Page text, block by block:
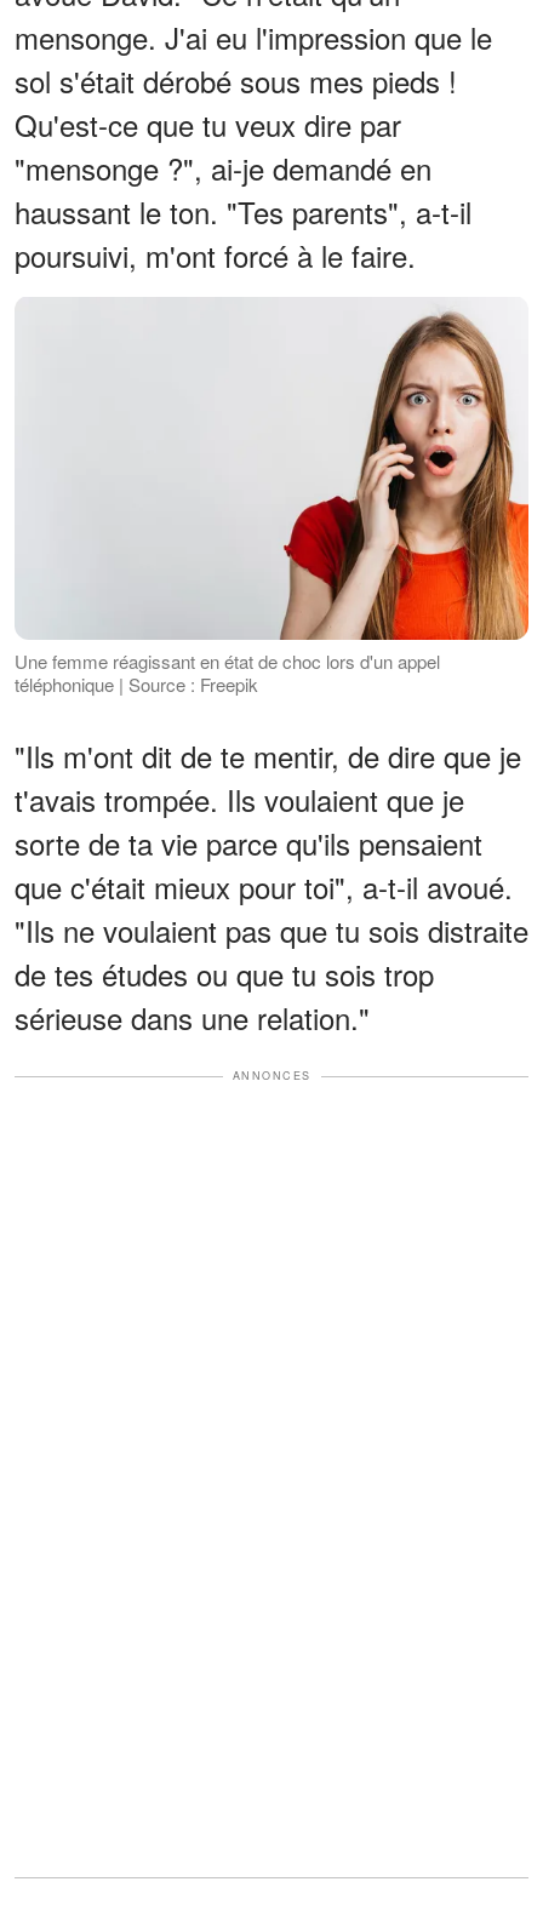
mensonge. J'ai eu l'impression que le
sol s'était dérobé sous mes pieds !
Qu'est-ce que tu veux dire par
"mensonge ?", ai-je demandé en
haussant le ton. "Tes parents", a-t-il
poursuivi, m'ont forcé à le faire.
Une femme réagissant en état de choc lors d'un appel
téléphonique | Source : Freepik
"Ils m'ont dit de te mentir, de dire que je
t'avais trompée. Ils voulaient que je
sorte de ta vie parce qu'ils pensaient
que c'était mieux pour toi", a-t-il avoué.
"Ils ne voulaient pas que tu sois distraite
de tes études ou que tu sois trop
sérieuse dans une relation."
ANNONCES